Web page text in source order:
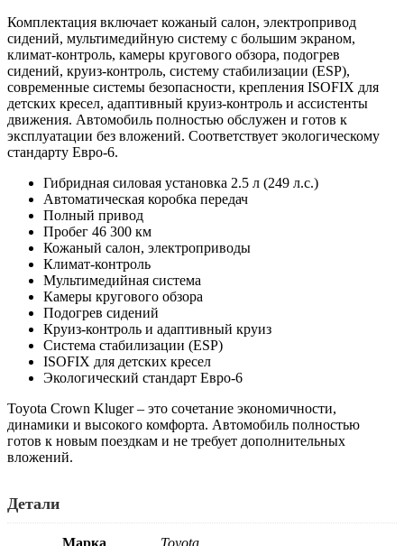
Комплектация включает кожаный салон, электропривод
сидений, мультимедийную систему с большим экраном,
климат-контроль, камеры кругового обзора, подогрев
сидений, круиз-контроль, систему стабилизации (ESP),
современные системы безопасности, крепления ISOFIX для
детских кресел, адаптивный круиз-контроль и ассистенты
движения. Автомобиль полностью обслужен и готов к
эксплуатации без вложений. Соответствует экологическому
стандарту Евро-6.
Гибридная силовая установка 2.5 л (249 л.с.)
Автоматическая коробка передач
Полный привод
Пробег 46 300 км
Кожаный салон, электроприводы
Климат-контроль
Мультимедийная система
Камеры кругового обзора
Подогрев сидений
Круиз-контроль и адаптивный круиз
Система стабилизации (ESP)
ISOFIX для детских кресел
Экологический стандарт Евро-6
Toyota Crown Kluger – это сочетание экономичности,
динамики и высокого комфорта. Автомобиль полностью
готов к новым поездкам и не требует дополнительных
вложений.
Детали
Марка Toyota